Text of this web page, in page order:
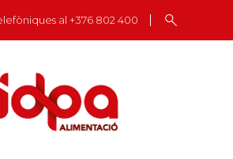
al +376 802 400